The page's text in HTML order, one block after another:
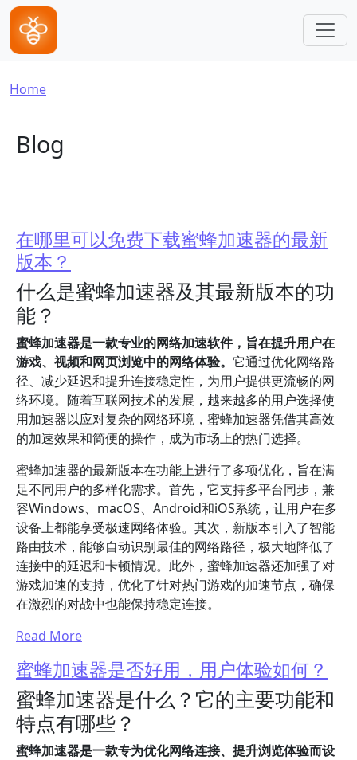
Skip to main content
Breadcrumb
Home
Blog
在哪里可以免费下载蜜蜂加速器的最新
版本？
什么是蜜蜂加速器及其最新版本的功
能？
蜜蜂加速器是一款专业的网络加速软件，旨在提升用户在
游戏、视频和网页浏览中的网络体验。 它通过优化网络路
径、减少延迟和提升连接稳定性，为用户提供更流畅的网
络环境。随着互联网技术的发展，越来越多的用户选择使
用加速器以应对复杂的网络环境，蜜蜂加速器凭借其高效
的加速效果和简便的操作，成为市场上的热门选择。
蜜蜂加速器的最新版本在功能上进行了多项优化，旨在满
足不同用户的多样化需求。首先，它支持多平台同步，兼
容Windows、macOS、Android和iOS系统，让用户在多
设备上都能享受极速网络体验。其次，新版本引入了智能
路由技术，能够自动识别最佳的网络路径，极大地降低了
连接中的延迟和卡顿情况。此外，蜜蜂加速器还加强了对
游戏加速的支持，优化了针对热门游戏的加速节点，确保
在激烈的对战中也能保持稳定连接。
Read More
蜜蜂加速器是否好用，用户体验如何？
蜜蜂加速器是什么？它的主要功能和
特点有哪些？
蜜蜂加速器是一款专为优化网络连接、提升浏览体验而设